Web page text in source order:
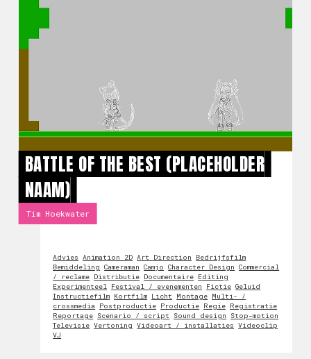
BATTLE OF THE BEST (PLACEHOLDER
NAAM)
Tim Hoekwater
Advies Animation 2D Art Direction
Bedrijfsfilm
Bemiddeling Cameraman Camjo Character Design Commercial
/ reclame Distributie Documentaire Editing
Experimenteel Festival / evenementen Fictie Geluid
Instructiefilm Kortfilm Licht Montage Multi- /
crossmedia
Postproductie Productie Regie Registratie
Reportage Scenario / script Sound design
Stop-motion
Televisie Vertoning Videoart / installaties Videoclip
VJ